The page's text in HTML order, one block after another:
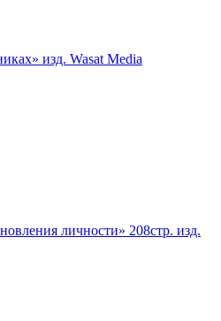
изд. Wasat Media